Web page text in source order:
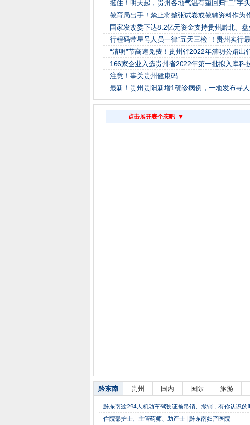
挺住！明天起，贵州各地气温有望回归“二”字头
教育局出手！禁止将整张试卷或教辅资料作为
国家发改委下达8.2亿元资金支持贵州黔北、
行程码带星号人员一律“五天三检”！贵州实行
“清明”节高速免费！贵州省2022年清明公路出
166家企业入选贵州省2022年第一批拟入库科
注意！事关贵州健康码
最新！贵州贵阳新增1确诊病例，一地发布寻
点击展开表个态吧 ▼
黔东南 贵州 国内 国际 旅游
黔东南这294人机动车驾驶证被吊销、撤销，有你认识的
住院部护士、主管药师、助产士 | 黔东南妇产医院